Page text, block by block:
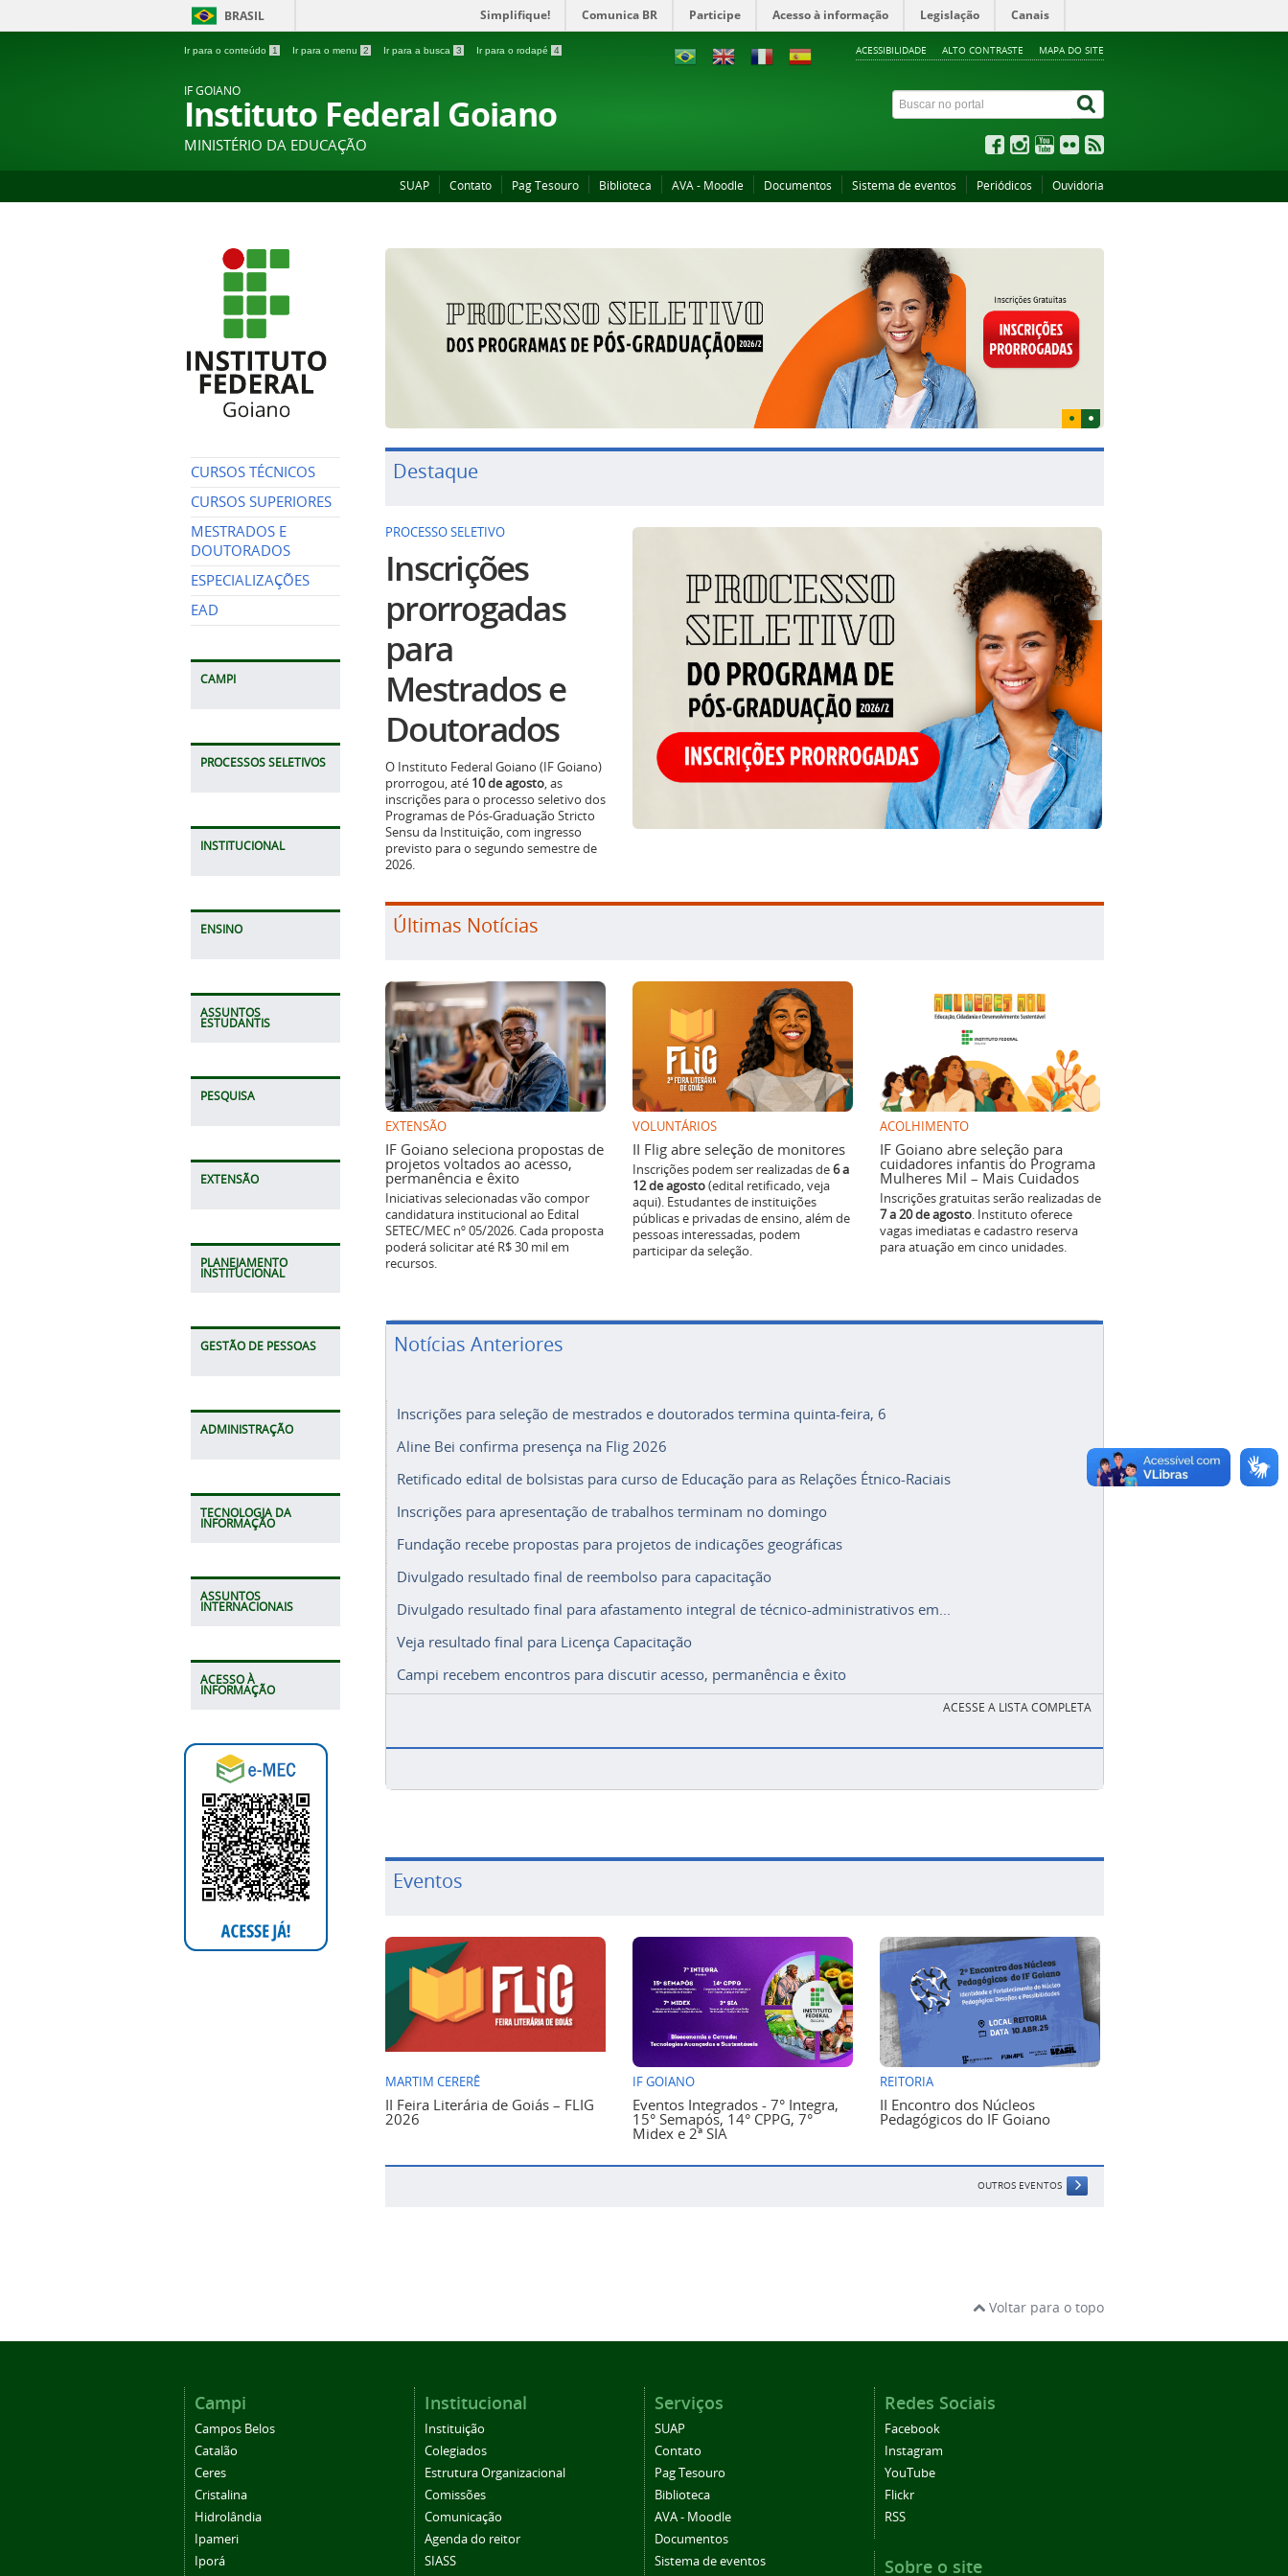
BRASIL Simplifique! Comunica BR Participe Acesso à informação Legislação Canais
Ir para o conteúdo 1 Ir para o menu 2 Ir para a busca 3 Ir para o rodapé 4 ACESSIBILIDADE ALTO CONTRASTE MAPA DO SITE
IF GOIANO
Instituto Federal Goiano
MINISTÉRIO DA EDUCAÇÃO
SUAP Contato Pag Tesouro Biblioteca AVA - Moodle Documentos Sistema de eventos Periódicos Ouvidoria
CURSOS TÉCNICOS
CURSOS SUPERIORES
MESTRADOS E
DOUTORADOS
ESPECIALIZAÇÕES
EAD
CAMPI
PROCESSOS SELETIVOS
INSTITUCIONAL
ENSINO
ASSUNTOS
ESTUDANTIS
PESQUISA
EXTENSÃO
PLANEJAMENTO
INSTITUCIONAL
GESTÃO DE PESSOAS
ADMINISTRAÇÃO
TECNOLOGIA DA
INFORMAÇÃO
ASSUNTOS
INTERNACIONAIS
ACESSO À
INFORMAÇÃO
Destaque
PROCESSO SELETIVO
Inscrições
prorrogadas
para
Mestrados e
Doutorados
O Instituto Federal Goiano (IF Goiano)
prorrogou, até 10 de agosto, as
inscrições para o processo seletivo dos
Programas de Pós-Graduação Stricto
Sensu da Instituição, com ingresso
previsto para o segundo semestre de
2026.
Últimas Notícias
EXTENSÃO
IF Goiano seleciona propostas de
projetos voltados ao acesso,
permanência e êxito
Iniciativas selecionadas vão compor
candidatura institucional ao Edital
SETEC/MEC nº 05/2026. Cada proposta
poderá solicitar até R$ 30 mil em
recursos.
VOLUNTÁRIOS
II Flig abre seleção de monitores
Inscrições podem ser realizadas de6 a
12 de agosto(edital retificado, veja
aqui). Estudantes de instituições
públicas e privadas de ensino, além de
pessoas interessadas, podem
participar da seleção.
ACOLHIMENTO
IF Goiano abre seleção para
cuidadores infantis do Programa
Mulheres Mil – Mais Cuidados
Inscrições gratuitas serão realizadas de
7 a 20 de agosto. Instituto oferece
vagas imediatas e cadastro reserva
para atuação em cinco unidades.
Notícias Anteriores
Inscrições para seleção de mestrados e doutorados termina quinta-feira, 6
Aline Bei confirma presença na Flig 2026
Retificado edital de bolsistas para curso de Educação para as Relações Étnico-Raciais
Inscrições para apresentação de trabalhos terminam no domingo
Fundação recebe propostas para projetos de indicações geográficas
Divulgado resultado final de reembolso para capacitação
Divulgado resultado final para afastamento integral de técnico-administrativos em...
Veja resultado final para Licença Capacitação
Campi recebem encontros para discutir acesso, permanência e êxito
ACESSE A LISTA COMPLETA
Eventos
MARTIM CERERÊ
II Feira Literária de Goiás – FLIG
2026
IF GOIANO
Eventos Integrados - 7° Integra,
15° Semapós, 14° CPPG, 7°
Midex e 2ª SIA
REITORIA
II Encontro dos Núcleos
Pedagógicos do IF Goiano
OUTROS EVENTOS
Voltar para o topo
Campi
Campos Belos
Catalão
Ceres
Cristalina
Hidrolândia
Ipameri
Iporá
Institucional
Instituição
Colegiados
Estrutura Organizacional
Comissões
Comunicação
Agenda do reitor
SIASS
Serviços
SUAP
Contato
Pag Tesouro
Biblioteca
AVA - Moodle
Documentos
Sistema de eventos
Redes Sociais
Facebook
Instagram
YouTube
Flickr
RSS
Sobre o site